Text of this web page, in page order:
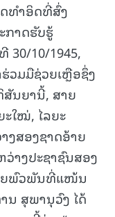
ດທໍາອິດທີ່ສົ່ງ
ກາດຮັບຮູ້
30/10/1945,
ວມມືຊ່ວຍເຫຼືອຊຶ່ງ
ນຍານີ້, ສາຍ
ໃໝ່, ໄລຍະ
ສອງຊາດອ້າຍ
າງປະຊາຊົນສອງ
ຍພົວພັນທີ່ແໜ້ນ
ນ ສຸພານຸວົງ ໄດ້